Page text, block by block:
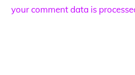
your comment data is